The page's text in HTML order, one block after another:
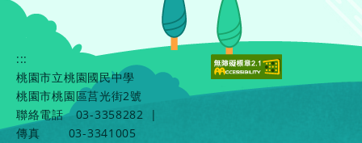
:::
桃園市立桃園國民中學
桃園市桃園區莒光街2號
聯絡電話
03-3358282
|
傳真
03-3341005